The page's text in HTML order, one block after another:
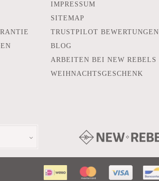
IMPRESSUM
SITEMAP
TRUSTPILOT BEWERTUNGEN
BLOG
ARBEITEN BEI NEW REBELS
WEIHNACHTSGESCHENK